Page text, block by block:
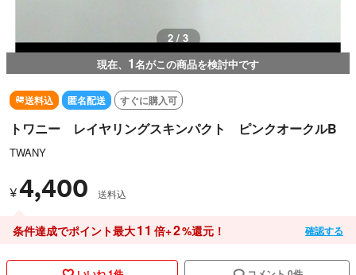
3 / 3
現在、 1名がこの商品を検討中です
送料込 匿名配送 すぐに購入可
トワニー レイヤリングスキンパクト ピンクオークルB
TWANY
¥4,400 送料込
条件達成でポイント最大11 倍+2%還元！ 確認する